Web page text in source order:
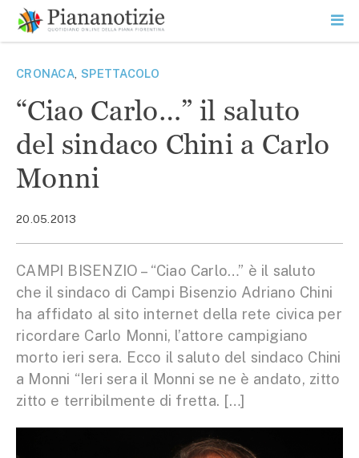
contenuto
SEARCH
CRONACA,SPETTACOLO
“Ciao Carlo…” il saluto
del sindaco Chini a Carlo
Monni
20.05.2013
CAMPI BISENZIO – “Ciao Carlo…” è il saluto
che il sindaco di Campi Bisenzio Adriano Chini
ha affidato al sito internet della rete civica per
ricordare Carlo Monni, l’attore campigiano
morto ieri sera. Ecco il saluto del sindaco Chini
a Monni “Ieri sera il Monni se ne è andato, zitto
zitto e terribilmente di fretta. […]